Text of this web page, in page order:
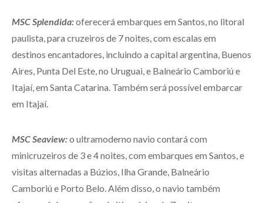
MSC Splendida:oferecerá embarques em Santos, no litoral
paulista, para cruzeiros de 7 noites, com escalas em
destinos encantadores, incluindo a capital argentina, Buenos
Aires, Punta Del Este, no Uruguai, e Balneário Camboriú e
Itajaí, em Santa Catarina. Também será possível embarcar
em Itajaí.
MSC Seaview:o ultramoderno navio contará com
minicruzeiros de 3 e 4 noites, com embarques em Santos, e
visitas alternadas a Búzios, Ilha Grande, Balneário
Camboriú e Porto Belo. Além disso, o navio também